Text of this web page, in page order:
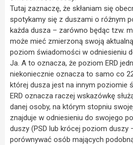
Tutaj zaznaczę, że skłaniam się
spotykamy się z duszami o różnym
każda dusza – zarówno będąc tzw.
może mieć zmierzoną swoją
poziom świadomości w odniesieniu
Ja. A to oznacza, że poziom ERD
niekoniecznie oznacza to samo co
której dusza jest na innym poziomie
ERD oznacza raczej wskazówkę
danej osoby, na którym stopniu
znajduje w odniesieniu do swojego
duszy (PSD lub krócej poziom duszy
porównywać osób mających